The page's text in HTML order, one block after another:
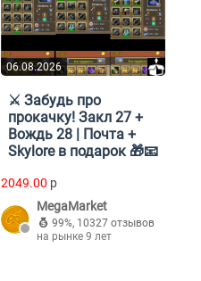
06.08.2026
⚔️ Забудь про
прокачку! Закл 27 +
Вождь 28 | Почта +
Skylore в подарок 🎁📧
2049.00 p
MegaMarket
99%, 10327 отзывов
на рынке 9 лет